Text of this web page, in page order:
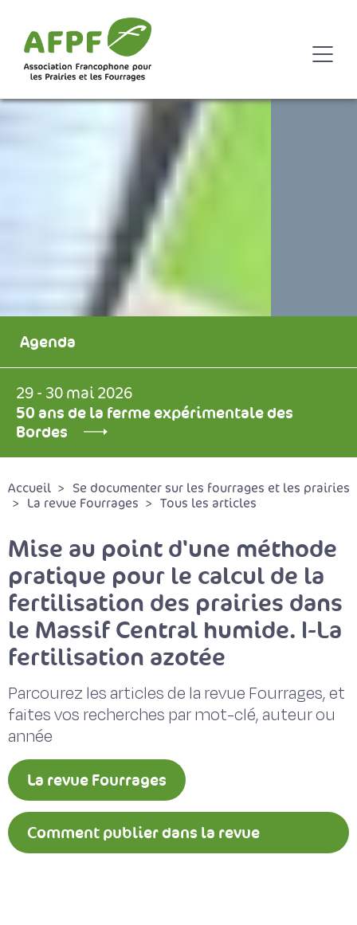
Agenda
29 - 30 mai 2026
50 ans de la ferme expérimentale des
Bordes
Accueil
Se documenter sur les fourrages et les prairies
La revue Fourrages
Tous les articles
Mise au point d'une méthode
pratique pour le calcul de la
fertilisation des prairies dans
le Massif Central humide. I-La
fertilisation azotée
Parcourez les articles de la revue Fourrages, et
faites vos recherches par mot-clé, auteur ou
année
La revue Fourrages
Comment publier dans la revue